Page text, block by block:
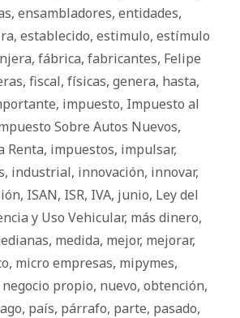
, ensambladores, entidades,
, establecido, estimulo, estímulo
, fábrica, fabricantes, Felipe
, fiscal, físicas, genera, hasta,
, impuesto, Impuesto al
Sobre Autos Nuevos,
Renta, impuestos, impulsar,
, industrial, innovación, innovar,
, ISAN, ISR, IVA, junio, Ley del
y Uso Vehicular, más dinero,
, medida, mejor, mejorar,
, micro empresas, mipymes,
negocio propio, nuevo, obtención,
, país, párrafo, parte, pasado,